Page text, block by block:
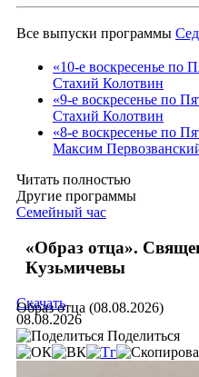
Все выпуски программы
«10-е воскресенье по
Стахий Колотвин
«9-е воскресенье по
Стахий Колотвин
«8-е воскресенье по
Максим
Читать полностью
Другие программы
Семейный час
«Образ отца».
Кузьмичевы
Образ отца (08.08.2026)
Скачать
08.08.2026
Поделиться